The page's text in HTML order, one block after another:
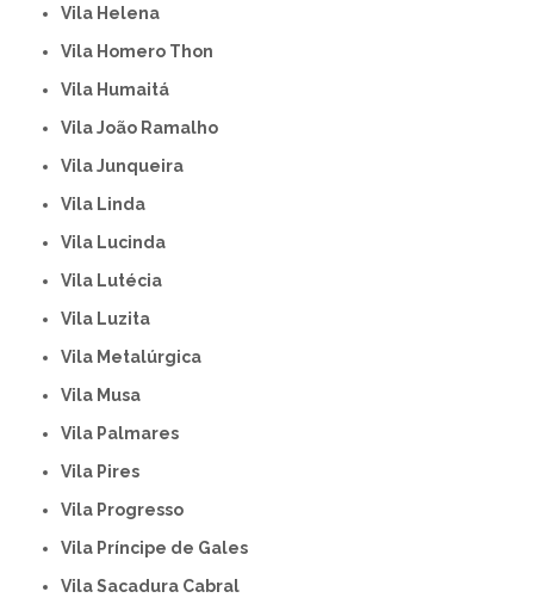
Vila Helena
Vila Homero Thon
Vila Humaitá
Vila João Ramalho
Vila Junqueira
Vila Linda
Vila Lucinda
Vila Lutécia
Vila Luzita
Vila Metalúrgica
Vila Musa
Vila Palmares
Vila Pires
Vila Progresso
Vila Príncipe de Gales
Vila Sacadura Cabral